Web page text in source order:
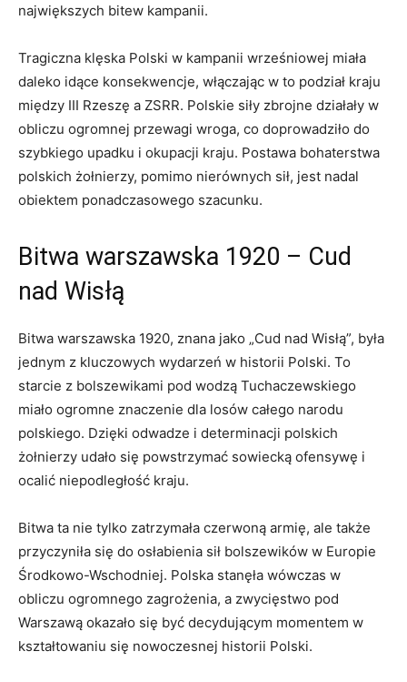
największych bitew‍ kampanii.
Tragiczna ​klęska Polski w kampanii wrześniowej miała ​
daleko idące konsekwencje, włączając w to podział kraju
między‌ III Rzeszę a ZSRR. Polskie siły ​zbrojne​ działały w
obliczu ogromnej przewagi wroga, co ‍doprowadziło⁤ do
szybkiego upadku i​ okupacji kraju. Postawa bohaterstwa
polskich żołnierzy,​ pomimo nierównych sił, jest nadal
obiektem ponadczasowego⁤ szacunku.
Bitwa warszawska 1920⁢ – Cud
nad Wisłą
Bitwa warszawska 1920, znana jako „Cud nad Wisłą”, była
jednym z‍ kluczowych wydarzeń w historii Polski. To
starcie z bolszewikami pod wodzą Tuchaczewskiego
miało ogromne znaczenie dla losów ​całego ​narodu
polskiego. Dzięki⁣ odwadze i ‍determinacji polskich
żołnierzy udało się powstrzymać sowiecką ofensywę‍ i
ocalić niepodległość kraju.
Bitwa ta⁣ nie tylko zatrzymała czerwoną ⁣armię, ⁤ale ⁣także
przyczyniła się‍ do osłabienia sił bolszewików w Europie⁢
Środkowo-Wschodniej. Polska stanęła ​wówczas w
obliczu ogromnego⁣ zagrożenia, ​a zwycięstwo pod
Warszawą okazało się być decydującym momentem w
kształtowaniu się nowoczesnej historii Polski.